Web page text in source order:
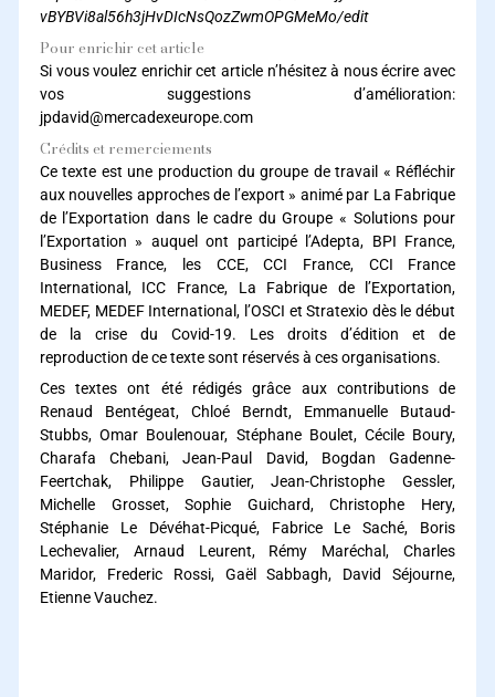
vBYBVi8al56h3jHvDIcNsQozZwmOPGMeMo/edit
Pour enrichir cet article
Si vous voulez enrichir cet article n’hésitez à nous écrire avec
vos suggestions d’amélioration:
jpdavid@mercadexeurope.com
Crédits et remerciements
Ce texte est une production du groupe de travail « Réfléchir
aux nouvelles approches de l’export » animé par La Fabrique
de l’Exportation dans le cadre du Groupe « Solutions pour
l’Exportation » auquel ont participé l’Adepta, BPI France,
Business France, les CCE, CCI France, CCI France
International, ICC France, La Fabrique de l’Exportation,
MEDEF, MEDEF International, l’OSCI et Stratexio dès le début
de la crise du Covid-19. Les droits d’édition et de
reproduction de ce texte sont réservés à ces organisations.
Ces textes ont été rédigés grâce aux contributions de
Renaud Bentégeat, Chloé Berndt, Emmanuelle Butaud-
Stubbs, Omar Boulenouar, Stéphane Boulet, Cécile Boury,
Charafa Chebani, Jean-Paul David, Bogdan Gadenne-
Feertchak, Philippe Gautier, Jean-Christophe Gessler,
Michelle Grosset, Sophie Guichard, Christophe Hery,
Stéphanie Le Dévéhat-Picqué, Fabrice Le Saché, Boris
Lechevalier, Arnaud Leurent, Rémy Maréchal, Charles
Maridor, Frederic Rossi, Gaël Sabbagh, David Séjourne,
Etienne Vauchez.